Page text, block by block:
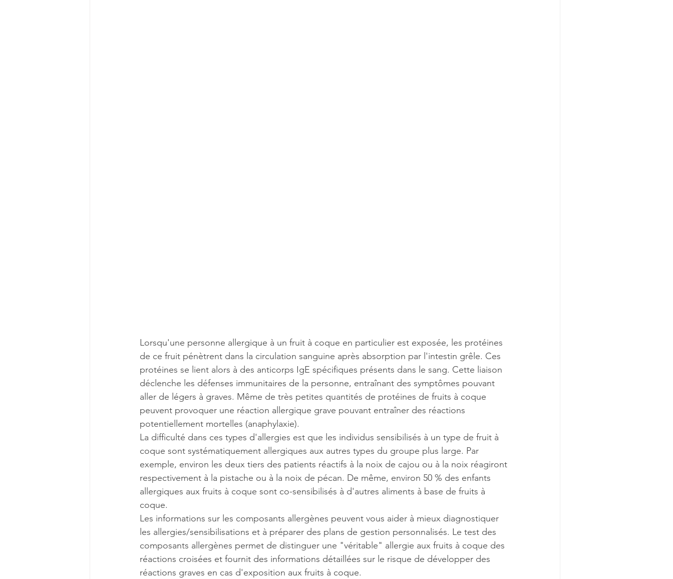
Lorsqu'une personne allergique à un fruit à coque en particulier est exposée, les protéines
de ce fruit pénètrent dans la circulation sanguine après absorption par l'intestin grêle. Ces
protéines se lient alors à des anticorps IgE spécifiques présents dans le sang. Cette liaison
déclenche les défenses immunitaires de la personne, entraînant des symptômes pouvant
aller de légers à graves. Même de très petites quantités de protéines de fruits à coque
peuvent provoquer une réaction allergique grave pouvant entraîner des réactions
potentiellement mortelles (anaphylaxie).
La difficulté dans ces types d'allergies est que les individus sensibilisés à un type de fruit à
coque sont systématiquement allergiques aux autres types du groupe plus large. Par
exemple, environ les deux tiers des patients réactifs à la noix de cajou ou à la noix réagiront
respectivement à la pistache ou à la noix de pécan. De même, environ 50 % des enfants
allergiques aux fruits à coque sont co-sensibilisés à d'autres aliments à base de fruits à
coque.
Les informations sur les composants allergènes peuvent vous aider à mieux diagnostiquer
les allergies/sensibilisations et à préparer des plans de gestion personnalisés. Le test des
composants allergènes permet de distinguer une "véritable" allergie aux fruits à coque des
réactions croisées et fournit des informations détaillées sur le risque de développer des
réactions graves en cas d'exposition aux fruits à coque.